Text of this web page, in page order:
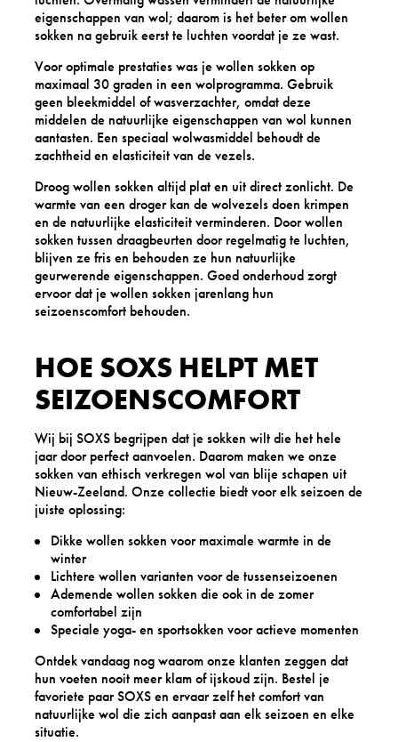
eigenschappen van wol; daarom is het beter om wollen
sokken na gebruik eerst te luchten voordat je ze wast.
Voor optimale prestaties was je wollen sokken op
maximaal 30 graden in een wolprogramma. Gebruik
geen bleekmiddel of wasverzachter, omdat deze
middelen de natuurlijke eigenschappen van wol kunnen
aantasten. Een speciaal wolwasmiddel behoudt de
zachtheid en elasticiteit van de vezels.
Droog wollen sokken altijd plat en uit direct zonlicht. De
warmte van een droger kan de wolvezels doen krimpen
en de natuurlijke elasticiteit verminderen. Door wollen
sokken tussen draagbeurten door regelmatig te luchten,
blijven ze fris en behouden ze hun natuurlijke
geurwerende eigenschappen. Goed onderhoud zorgt
ervoor dat je wollen sokken jarenlang hun
seizoenscomfort behouden.
HOE SOXS HELPT MET
SEIZOENSCOMFORT
Wij bij SOXS begrijpen dat je sokken wilt die het hele
jaar door perfect aanvoelen. Daarom maken we onze
sokken van ethisch verkregen wol van blije schapen uit
Nieuw-Zeeland. Onze collectie biedt voor elk seizoen de
juiste oplossing:
Dikke wollen sokken voor maximale warmte in de
winter
Lichtere wollen varianten voor de tussenseizoenen
Ademende wollen sokken die ook in de zomer
comfortabel zijn
Speciale yoga- en sportsokken voor actieve momenten
Ontdek vandaag nog waarom onze klanten zeggen dat
hun voeten nooit meer klam of ijskoud zijn. Bestel je
favoriete paar SOXS en ervaar zelf het comfort van
natuurlijke wol die zich aanpast aan elk seizoen en elke
situatie.